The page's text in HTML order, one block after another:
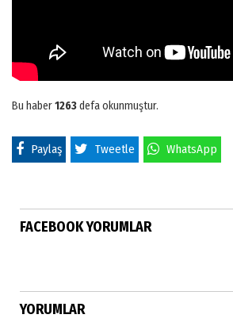
Bu haber1263defa okunmuştur.
Paylaş Tweetle WhatsApp
FACEBOOK YORUMLAR
YORUMLAR